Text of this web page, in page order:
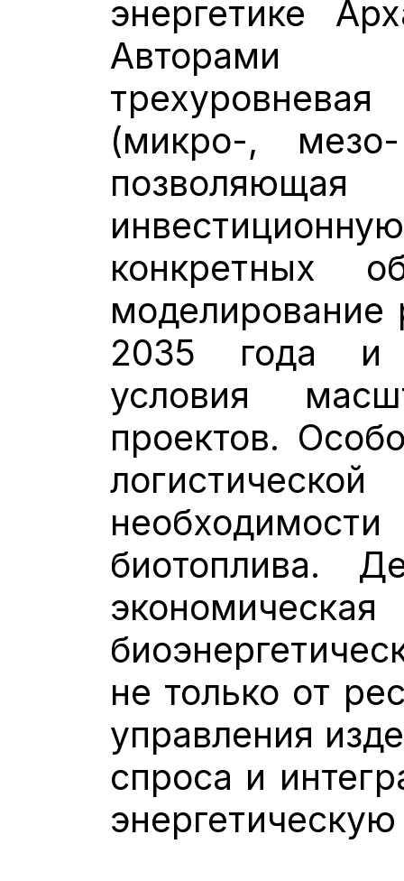
энергетике
(микро-,
конкретных
моделирование
2035 года и
условия
проектов.
биотоплива.
не только от
управления
спроса и